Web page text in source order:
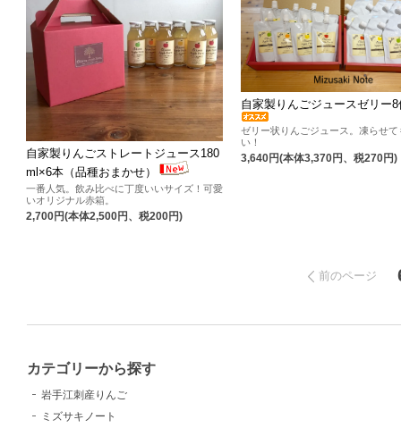
自家製りんごストレートジュース180
ml×6本（品種おまかせ）
一番人気。飲み比べに丁度いいサイズ！可愛
いオリジナル赤箱。
2,700円(本体2,500円、税200円)
自家製りんごジュースゼリー8
ゼリー状りんごジュース。凍らせて
い！
3,640円(本体3,370円、税270円)
前のページ
カテゴリーから探す
岩手江刺産りんご
ミズサキノート